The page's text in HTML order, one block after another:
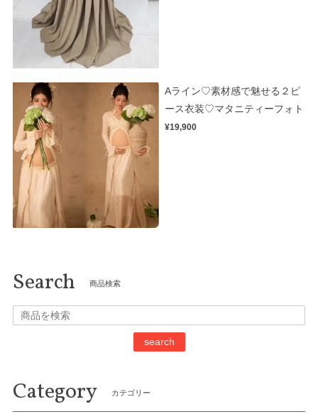
Aライン♡素材感で魅せる２ピ
ース衣装♡マタニティーフォト
¥19,900
Search 商品検索
search
Category カテゴリー